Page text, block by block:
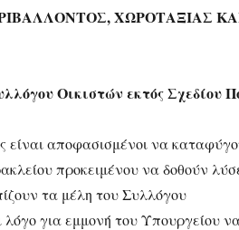
ΧΩΡΟΤΑΞΙΑΣ
Οικιστών εκτός Σχεδίου
είναι αποφασισμένοι να
προκειμένου να δοθούν
τα μέλη του Συλλόγου
για εμμονή του Υπουργείου